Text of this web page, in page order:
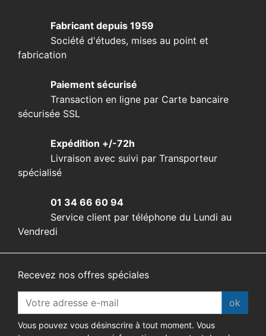
Fabricant depuis 1959
Société d'études, mises au point et
fabrication
Paiement sécurisé
Transaction en ligne par Carte bancaire
sécurisée SSL
Expédition +/-72h
Livraison avec suivi par Transporteur
spécialisé
01 34 66 60 94
Service client par téléphone du Lundi au
Vendredi
Recevez nos offres spéciales
ok
Vous pouvez vous désinscrire à tout moment. Vous